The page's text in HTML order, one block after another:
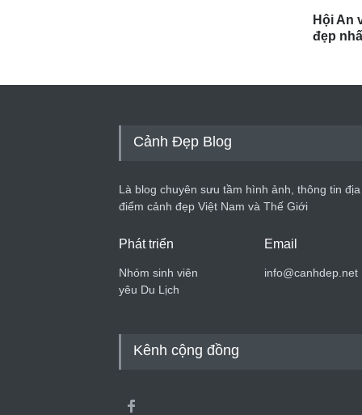
Hội An
đẹp
Cảnh Đẹp Blog
Là blog chuyên sưu tầm hình ảnh, thông tin địa
điểm cảnh đẹp Việt Nam và Thế Giới
Phát triển
Nhóm sinh viên
yêu Du Lịch
Email
info@canhdep.net
Kênh cộng đồng